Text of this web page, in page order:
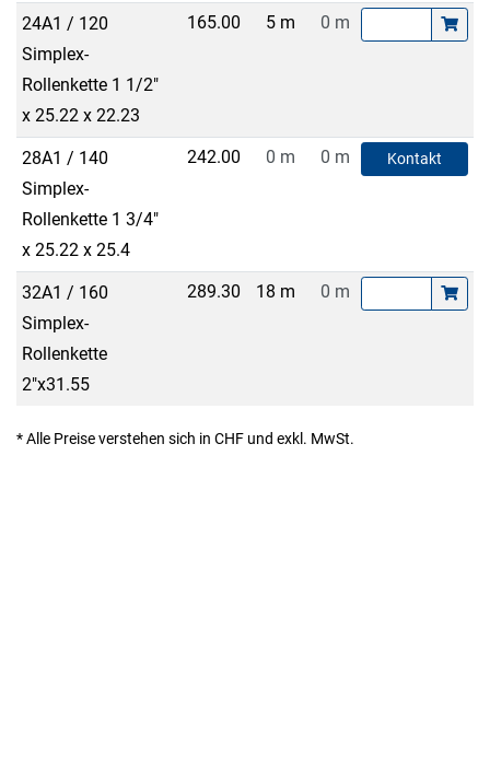
24A1 / 120
Simplex-
Rollenkette 1 1/2"
x 25.22 x 22.23
165.00 5 m 0 m
28A1 / 140
Simplex-
Rollenkette 1 3/4"
x 25.22 x 25.4
242.00 0 m 0 m Kontakt
32A1 / 160
Simplex-
Rollenkette
2"x31.55
289.30 18 m 0 m
* Alle Preise verstehen sich in CHF und exkl. MwSt.